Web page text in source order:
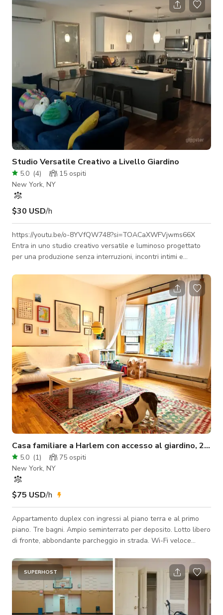
negozi al dettaglio, showroom, lanci di marchi, presentazioni di
libri, gallerie ed esposizioni. Si prega di includere una breve
descrizione del vostro marchio, come intendete utilizzare
Studio Versatile Creativo a Livello Giardino
5.0 (4) 15 ospiti
New York, NY
$30 USD/h
https://youtu.be/o-8YVfQW748?si=TOACaXWFVjwms66X
Entra in uno studio creativo versatile e luminoso progettato
per una produzione senza interruzioni, incontri intimi e
terra presenta un'ampia zona giorno open space con un flusso
naturale verso una cucina in stile bar—perfetta per girare
contenuti di cucina, ospitare workshop o allestire servizi
fotografici lifestyle. La disposizione offre più zone distinte ma
collegate, permette
Casa familiare a Harlem con accesso al giardino, 2
5.0 (1) 75 ospiti
New York, NY
$75 USD/h
Appartamento duplex con ingressi al piano terra e al primo
piano. Tre bagni. Ampio seminterrato per deposito. Lotto libero
di fronte, abbondante parcheggio in strada. Wi-Fi veloce
locali che offrono catering ;)
SUPERHOST